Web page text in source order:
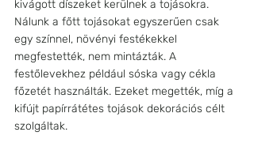
kivágott díszeket kerülnek a tojásokra.
Nálunk a főtt tojásokat egyszerűen csak
egy színnel, növényi festékekkel
megfestették, nem mintázták. A
festőlevekhez például sóska vagy cékla
főzetét használták. Ezeket megették, míg a
kifújt papírrátétes tojások dekorációs célt
szolgáltak.